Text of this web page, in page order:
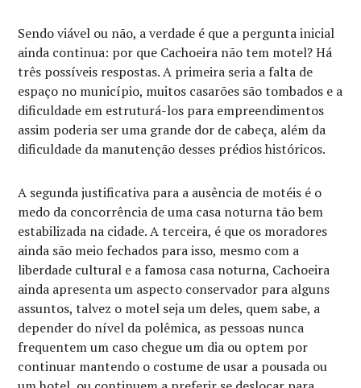
Sendo viável ou não, a verdade é que a pergunta inicial
ainda continua: por que Cachoeira não tem motel? Há
três possíveis respostas. A primeira seria a falta de
espaço no município, muitos casarões são tombados e a
dificuldade em estruturá-los para empreendimentos
assim poderia ser uma grande dor de cabeça, além da
dificuldade da manutenção desses prédios históricos.
A segunda justificativa para a ausência de motéis é o
medo da concorrência de uma casa noturna tão bem
estabilizada na cidade. A terceira, é que os moradores
ainda são meio fechados para isso, mesmo com a
liberdade cultural e a famosa casa noturna, Cachoeira
ainda apresenta um aspecto conservador para alguns
assuntos, talvez o motel seja um deles, quem sabe, a
depender do nível da polêmica, as pessoas nunca
frequentem um caso chegue um dia ou optem por
continuar mantendo o costume de usar a pousada ou